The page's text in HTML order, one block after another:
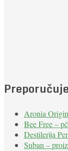
Aronia
Bee Free –
Destilerija
Suban –